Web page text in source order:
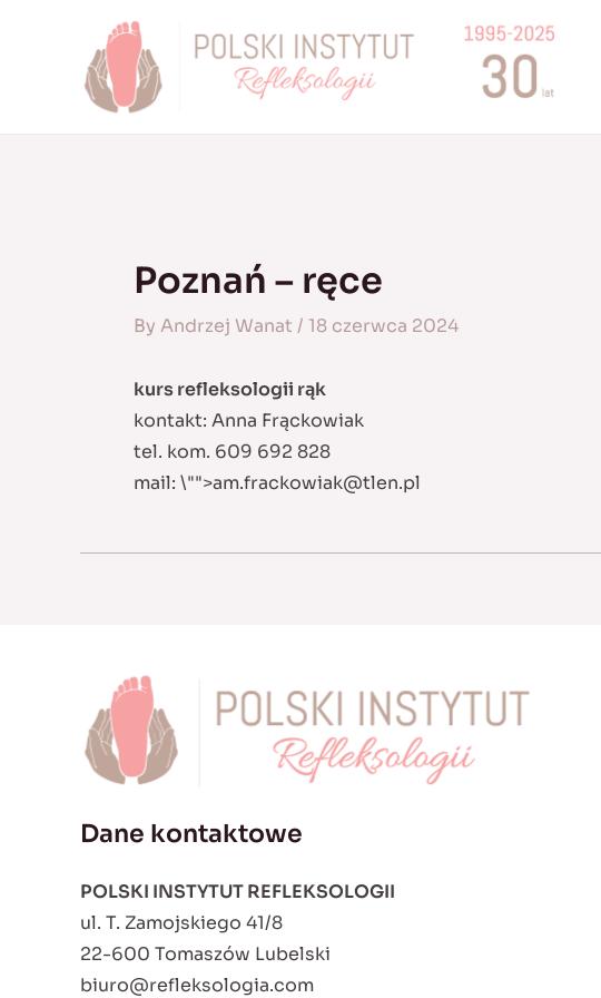
Poznań – ręce
By Andrzej Wanat / 18 czerwca 2024
kurs refleksologii rąk
kontakt: Anna Frąckowiak
tel. kom. 609 692 828
mail: \"">am.frackowiak@tlen.pl
Dane kontaktowe
POLSKI INSTYTUT REFLEKSOLOGII
ul. T. Zamojskiego 41/8
22-600 Tomaszów Lubelski
biuro@refleksologia.com